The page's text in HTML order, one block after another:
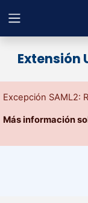
Extensión
Excepción SAML2:
Más información